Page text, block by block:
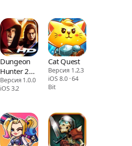
Dungeon
Hunter 2
HD
Версия 1.0.0
iOS 3.2
Cat Quest
Версия 1.2.3
iOS 8.0 · 64
Bit